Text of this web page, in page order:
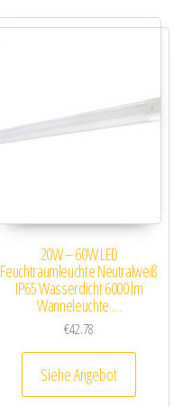
20W – 60W LED
Feuchtraumleuchte Neutralweiß
IP65 Wasserdicht 6000 lm
Wanneleuchte …
€42.78
Siehe Angebot